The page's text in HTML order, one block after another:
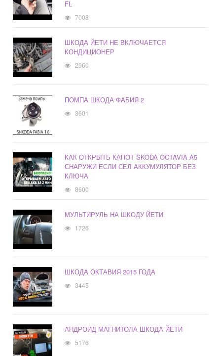
FL
7008
ШКОДА ЙЕТИ НЕ ВКЛЮЧАЕТСЯ
КОНДИЦИОНЕР
2960
ПОМПА ШКОДА ФАБИЯ 2
3601
КАК ОТКРЫТЬ КАПОТ SKODA OCTAVIA A5
СНАРУЖИ ЕСЛИ СЕЛ АККУМУЛЯТОР БЕЗ
КЛЮЧА
8600
МУЛЬТИРУЛЬ НА ШКОДУ ЙЕТИ
1726
ШКОДА ОКТАВИЯ 2015 ГОДА
3445
АНДРОИД МАГНИТОЛА ШКОДА ЙЕТИ
5176